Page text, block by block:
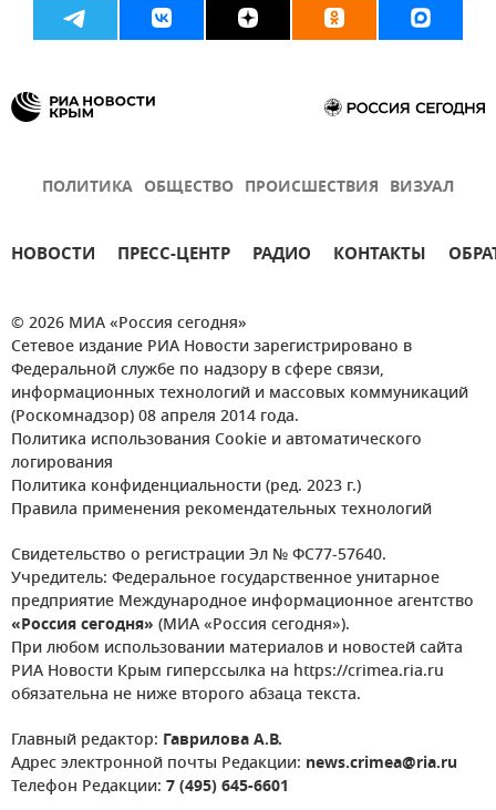
ПОЛИТИКА ОБЩЕСТВО ПРОИСШЕСТВИЯ ВИЗУАЛ
НОВОСТИ ПРЕСС-ЦЕНТР РАДИО КОНТАКТЫ
© 2026 МИА «Россия сегодня»
Сетевое издание РИА Новости зарегистрировано в
Федеральной службе по надзору в сфере связи,
информационных технологий и массовых коммуникаций
(Роскомнадзор) 08 апреля 2014 года.
Политика использования Cookie и автоматического
логирования
Политика конфиденциальности (ред. 2023 г.)
Правила применения рекомендательных технологий
Свидетельство о регистрации Эл № ФС77-57640.
Учредитель: Федеральное государственное унитарное
предприятие Международное информационное агентство
«Россия сегодня» (МИА «Россия сегодня»).
При любом использовании материалов и новостей сайта
РИА Новости Крым гиперссылка на https://crimea.ria.ru
обязательна не ниже второго абзаца текста.
Главный редактор: Гаврилова А.В.
Адрес электронной почты Редакции: news.crimea@ria.ru
Телефон Редакции: 7 (495) 645-6601